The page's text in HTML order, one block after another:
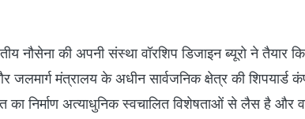
नौसेना की अपनी संस्था वॉरशिप डिजाइन ब्यूरो ने तैयार
जलमार्ग मंत्रालय के अधीन सार्वजनिक क्षेत्र की शिपयार्ड
का निर्माण अत्याधुनिक स्वचालित विशेषताओं से लैस है और